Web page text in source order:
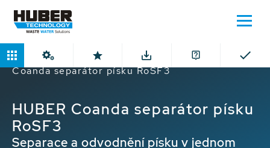
Domů Produkty Separátor písku
HUBER
Coanda separátor písku RoSF3
HUBER Coanda separátor písku
RoSF3
Separace a odvodnění písku v jednom